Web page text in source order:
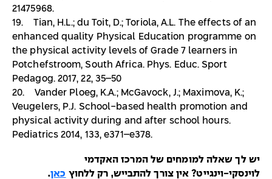
21475968.
19. Tian, H.L.; du Toit, D.; Toriola, A.L. The effects of an
enhanced quality Physical Education programme on
the physical activity levels of Grade 7 learners in
Potchefstroom, South Africa. Phys. Educ. Sport
Pedagog. 2017, 22, 35–50
20. Vander Ploeg, K.A.; McGavock, J.; Maximova, K.;
Veugelers, P.J. School-based health promotion and
physical activity during and after school hours.
Pediatrics 2014, 133, e371–e378.
יש לך שאלה למומחים של המרכז האקדמי
לוינסקי-וינגייט? אין צורך להתבייש, רק ללחוץ כאן.